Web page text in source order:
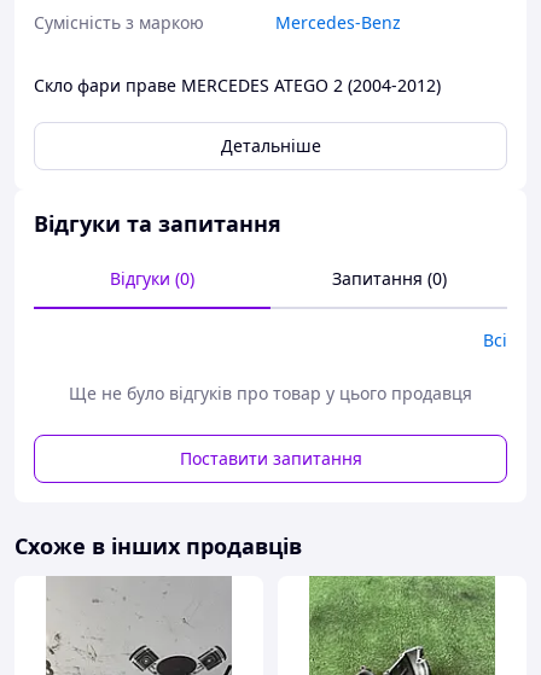
Сумісність з маркою
Mercedes-Benz
Скло фари праве MERCEDES ATEGO 2 (2004-2012)
Детальніше
Відгуки та запитання
Відгуки (0) Запитання (0)
Всі
Ще не було відгуків про товар у цього продавця
Поставити запитання
Схоже в інших продавців